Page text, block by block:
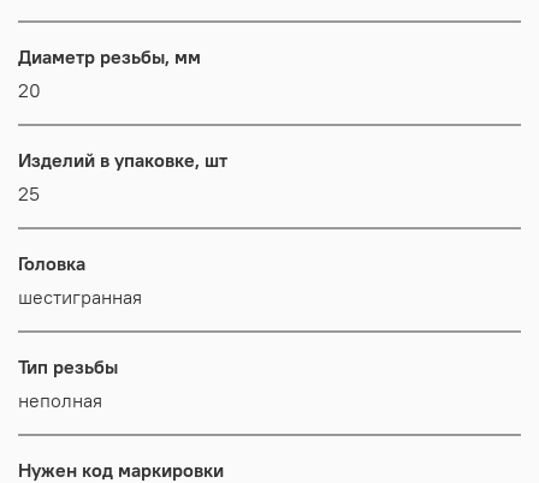
Диаметр резьбы, мм
20
Изделий в упаковке, шт
25
Головка
шестигранная
Тип резьбы
неполная
Нужен код маркировки